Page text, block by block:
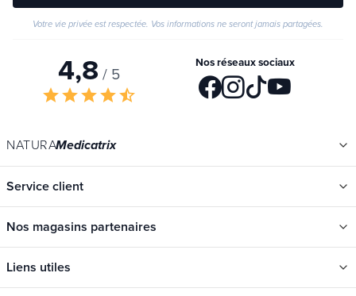
Votre vie privée est respectée. Vos informations ne seront jamais partagées.
4,8 / 5
starstarstarstarstar_half
Nos réseaux sociaux
NATURAMedicatrix
Service client
Nos magasins partenaires
Liens utiles